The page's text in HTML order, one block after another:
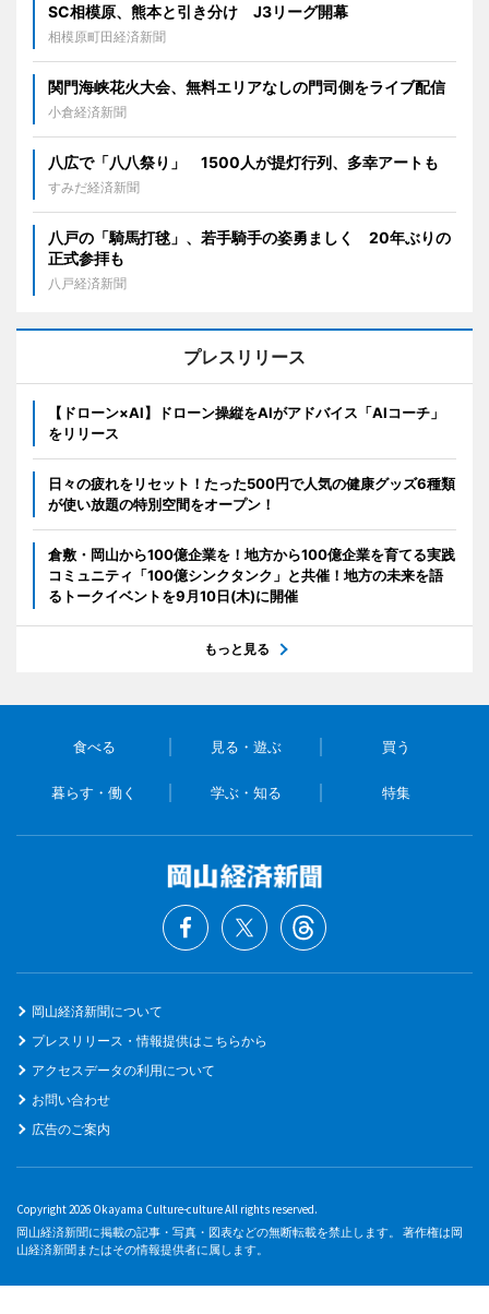
SC相模原、熊本と引き分け J3リーグ開幕
相模原町田経済新聞
関門海峡花火大会、無料エリアなしの門司側をライブ配信
小倉経済新聞
八広で「八八祭り」 1500人が提灯行列、多幸アートも
すみだ経済新聞
八戸の「騎馬打毬」、若手騎手の姿勇ましく 20年ぶりの
正式参拝も
八戸経済新聞
プレスリリース
【ドローン×AI】ドローン操縦をAIがアドバイス「AIコーチ」
をリリース
日々の疲れをリセット！たった500円で人気の健康グッズ6種類
が使い放題の特別空間をオープン！
倉敷・岡山から100億企業を！地方から100億企業を育てる実践
コミュニティ「100億シンクタンク」と共催！地方の未来を語
るトークイベントを9月10日(木)に開催
もっと見る
食べる 見る・遊ぶ 買う
暮らす・働く 学ぶ・知る 特集
岡山経済新聞について
プレスリリース・情報提供はこちらから
アクセスデータの利用について
お問い合わせ
広告のご案内
Copyright 2026 Okayama Culture-culture All rights reserved.
岡山経済新聞に掲載の記事・写真・図表などの無断転載を禁止します。 著作権は岡
山経済新聞またはその情報提供者に属します。